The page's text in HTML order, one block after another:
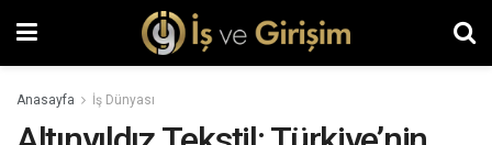
Anasayfa İş Dünyası